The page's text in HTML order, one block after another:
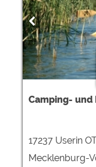
Camping- und
17237 Userin
Mecklenburg-
Google Remarketing
Die
über "COOKIES"